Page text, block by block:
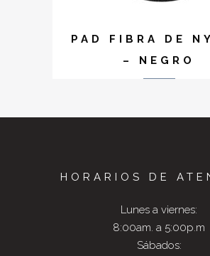
PAD FIBRA DE
– NEGRO
HORARIOS DE
Lunes a viernes:
8:00am. a 5:00p.m
Sábados: